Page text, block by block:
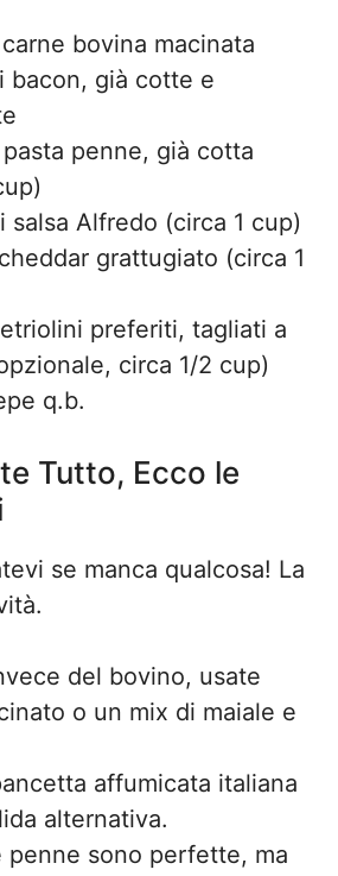
bovina macinata
bacon, già cotte e
penne, già cotta
salsa Alfredo (circa 1 cup)
grattugiato (circa 1
preferiti, tagliati a
circa 1/2 cup)
q.b.
Tutto, Ecco le
se manca qualcosa! La
del bovino, usate
o un mix di maiale e
affumicata italiana
alternativa.
penne sono perfette, ma